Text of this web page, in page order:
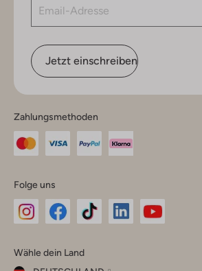
Jetzt einschreiben
Zahlungsmethoden
Folge uns
Instagram
Facebook
TikTok
Wähle dein Land